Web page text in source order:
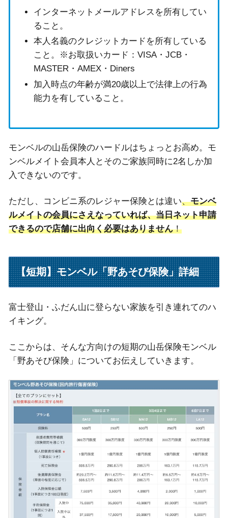
インターネットメールアドレスを所有してい
ること。
本人名義のクレジットカードを所有している
こと。※お取扱いカード：VISA・JCB・
MASTER・AMEX・Diners
加入時点の年齢が満20歳以上で法律上の行為
能力を有していること。
モンベルの山岳保険のハードルはちょっとお高め。モ
ンベルメイト会員本人とそのご家族同時に2名しか加
入できないのです。
ただし、コンビニ系のレジャー保険とは違い、モンベ
ルメイトの会員にさえなっていれば、当日ネット申請
できるので店舗に出向く必要はありません！
【短期】モンベル「野あそび保険」詳細
富士登山・ふだん山に登らない家族を引き連れてのハ
イキング。
ここからは、そんな方向けの短期の山岳保険モンベル
「野あそび保険」についてお伝えしていきます。